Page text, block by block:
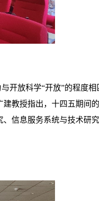
开放科学“开放”的程度
教授指出，十四五期间
信息服务系统与技术研